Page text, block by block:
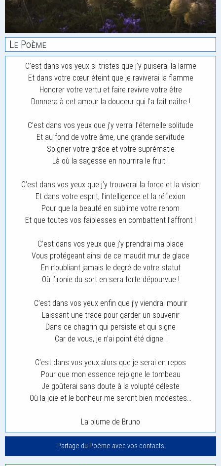
Le Poème
C’est dans vos yeux si tristes que j’y puiserai la larme
Et dans votre cœur éteint que je raviverai la flamme
Honorer votre vertu et faire revivre votre être
Donnera à cet amour la douceur qui l’a fait naître !
C’est dans vos yeux que j’y verrai l’éternelle solitude
Et au fond de votre âme, une grande servitude
Soigner votre grâce et votre suprématie
Là où la sagesse en nourrira le fruit !
C’est dans vos yeux que j’y trouverai la force et la vision
Et dans votre esprit, l’intelligence et la réflexion
Pour que la beauté en sublime votre renom
Et que toutes vos faiblesses en combattent l’affront !
C’est dans vos yeux que j’y prendrai ma place
Vous protégeant ainsi de ce maudit mur de glace
En n’oubliant jamais le degré de votre statut
Où l’ironie du sort en sera forte dépourvue !
C’est dans vos yeux enfin que j’y viendrai mourir
Laissant une trace pour garder un souvenir
Dans ce chagrin qui persiste et qui signe
Car de vous, je n’ai point été digne !
C’est dans vos yeux alors que je serai en repos
Pour que mon essence rejoigne le tombeau
Je goûterai sans doute à la volupté céleste
Où la joie et le bonheur me seront bien modestes…
La plume de Bruno
Partage du Poème avec vos contacts